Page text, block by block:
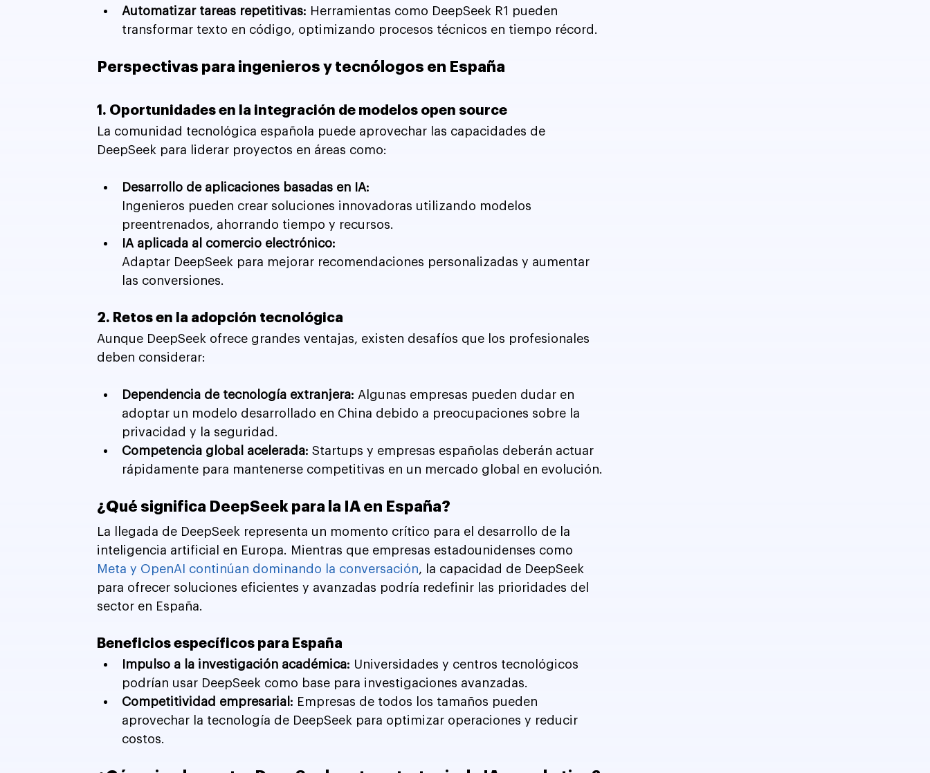
Automatizar tareas repetitivas: Herramientas como DeepSeek R1 pueden
transformar texto en código, optimizando procesos técnicos en tiempo récord.
Perspectivas para ingenieros y tecnólogos en España
1. Oportunidades en la integración de modelos open source
La comunidad tecnológica española puede aprovechar las capacidades de
DeepSeek para liderar proyectos en áreas como:
Desarrollo de aplicaciones basadas en IA:
Ingenieros pueden crear soluciones innovadoras utilizando modelos
preentrenados, ahorrando tiempo y recursos.
IA aplicada al comercio electrónico:
Adaptar DeepSeek para mejorar recomendaciones personalizadas y aumentar
las conversiones.
2. Retos en la adopción tecnológica
Aunque DeepSeek ofrece grandes ventajas, existen desafíos que los profesionales
deben considerar:
Dependencia de tecnología extranjera: Algunas empresas pueden dudar en
adoptar un modelo desarrollado en China debido a preocupaciones sobre la
privacidad y la seguridad.
Competencia global acelerada: Startups y empresas españolas deberán actuar
rápidamente para mantenerse competitivas en un mercado global en evolución.
¿Qué significa DeepSeek para la IA en España?
La llegada de DeepSeek representa un momento crítico para el desarrollo de la
inteligencia artificial en Europa. Mientras que empresas estadounidenses como
Meta y OpenAI continúan dominando la conversación, la capacidad de DeepSeek
para ofrecer soluciones eficientes y avanzadas podría redefinir las prioridades del
sector en España.
Beneficios específicos para España
Impulso a la investigación académica: Universidades y centros tecnológicos
podrían usar DeepSeek como base para investigaciones avanzadas.
Competitividad empresarial: Empresas de todos los tamaños pueden
aprovechar la tecnología de DeepSeek para optimizar operaciones y reducir
costos.